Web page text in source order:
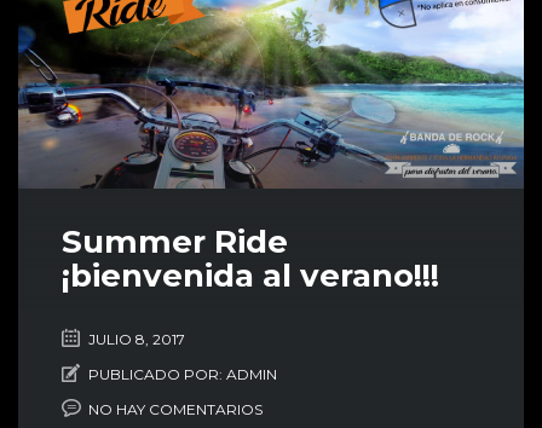
Summer Ride
¡bienvenida al verano!!!
JULIO 8, 2017
PUBLICADO POR: ADMIN
NO HAY COMENTARIOS